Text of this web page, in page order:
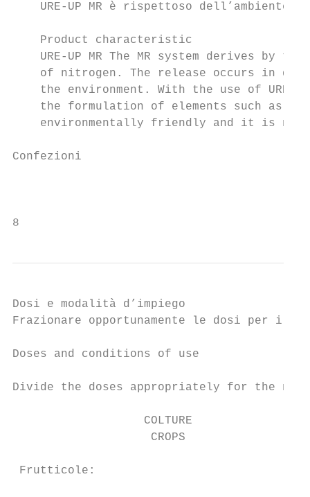
URE-UP MR è rispettoso dell’ambiente
    Product characteristic
URE-UP MR The MR system derives by
of nitrogen. The release occurs in
the environment. With the use of URE-
the formulation of elements such as
environmentally friendly and it is
Confezioni
8
Dosi e modalità d’impiego
Frazionare opportunamente le dosi per il
Doses and conditions of use
Divide the doses appropriately for the
COLTURE
CROPS
Frutticole: